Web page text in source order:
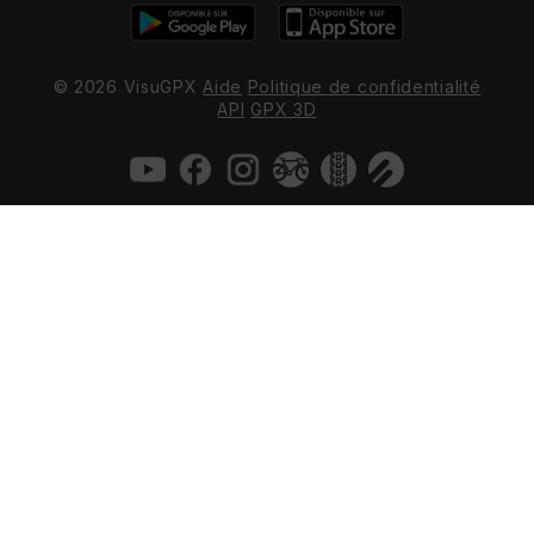
© 2026 VisuGPX Aide Politique de confidentialité
API GPX 3D